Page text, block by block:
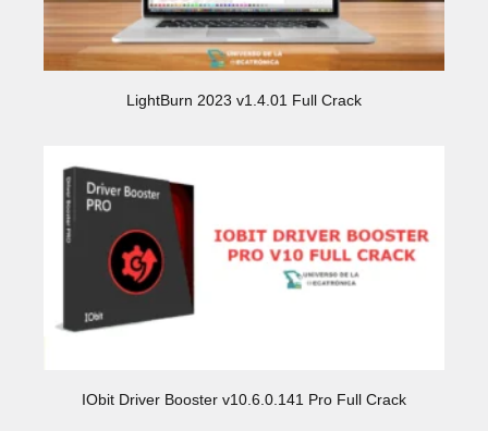
LightBurn 2023 v1.4.01 Full Crack
IObit Driver Booster v10.6.0.141 Pro Full Crack